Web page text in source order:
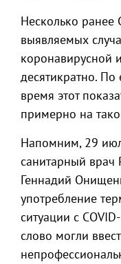
Несколько ранее
выявляемых
коронавирусной
десятикратно.
время этот
примерно на
Напомним, 29
санитарный врач
Геннадий
употребление
ситуации с
слово могли